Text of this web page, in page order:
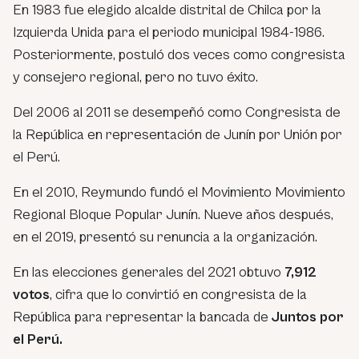
En 1983 fue elegido alcalde distrital de Chilca por la
Izquierda Unida para el periodo municipal 1984-1986.
Posteriormente, postuló dos veces como congresista
y consejero regional, pero no tuvo éxito.
Del 2006 al 2011 se desempeñó como Congresista de
la República en representación de Junín por Unión por
el Perú.
En el 2010, Reymundo fundó el Movimiento Movimiento
Regional Bloque Popular Junín. Nueve años después,
en el 2019, presentó su renuncia a la organización.
En las elecciones generales del 2021 obtuvo 7,912
votos, cifra que lo convirtió en congresista de la
República para representar la bancada de Juntos por
el Perú.